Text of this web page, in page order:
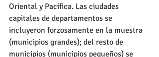
Oriental y Pacífica. Las ciudades
capitales de departamentos se
incluyeron forzosamente en la muestra
(municipios grandes); del resto de
municipios (municipios pequeños) se